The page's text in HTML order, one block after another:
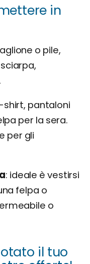
in
o pile,
pantaloni
per la sera.
per gli
ideale è vestirsi
felpa o
o
il tuo